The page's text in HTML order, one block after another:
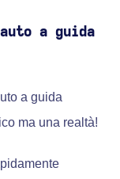
a guida
a guida
ma una realtà!